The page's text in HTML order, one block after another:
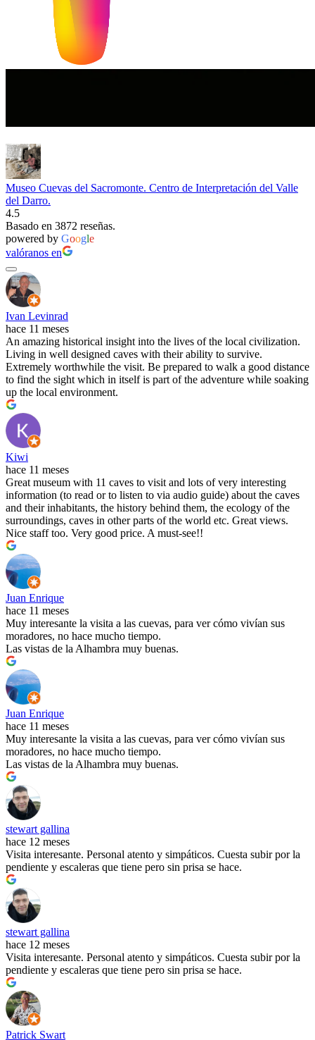
Museo Cuevas del Sacromonte. Centro de Interpretación del Valle
del Darro.
4.5
Basado en 3872 reseñas.
powered by Google
valóranos en
Ivan Levinrad
hace 11 meses
An amazing historical insight into the lives of the local civilization.
Living in well designed caves with their ability to survive.
Extremely worthwhile the visit. Be prepared to walk a good distance
to find the sight which in itself is part of the adventure while soaking
up the local environment.
Kiwi
hace 11 meses
Great museum with 11 caves to visit and lots of very interesting
information (to read or to listen to via audio guide) about the caves
and their inhabitants, the history behind them, the ecology of the
surroundings, caves in other parts of the world etc. Great views.
Nice staff too. Very good price. A must-see!!
Juan Enrique
hace 11 meses
Muy interesante la visita a las cuevas, para ver cómo vivían sus
moradores, no hace mucho tiempo.
Las vistas de la Alhambra muy buenas.
Juan Enrique
hace 11 meses
Muy interesante la visita a las cuevas, para ver cómo vivían sus
moradores, no hace mucho tiempo.
Las vistas de la Alhambra muy buenas.
stewart gallina
hace 12 meses
Visita interesante. Personal atento y simpáticos. Cuesta subir por la
pendiente y escaleras que tiene pero sin prisa se hace.
stewart gallina
hace 12 meses
Visita interesante. Personal atento y simpáticos. Cuesta subir por la
pendiente y escaleras que tiene pero sin prisa se hace.
Patrick Swart